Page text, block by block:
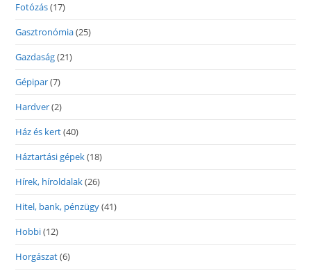
Fotózás(17)
Gasztronómia(25)
Gazdaság(21)
Gépipar(7)
Hardver(2)
Ház és kert(40)
Háztartási gépek(18)
Hírek, híroldalak(26)
Hitel, bank, pénzügy(41)
Hobbi(12)
Horgászat(6)